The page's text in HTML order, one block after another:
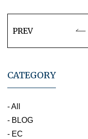
PREV
CATEGORY
- All
- BLOG
- EC